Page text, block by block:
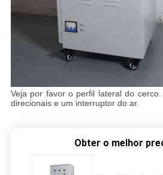
Veja por favor o perfil lateral do
direcionais e um interruptor do ar.
Obter o melhor